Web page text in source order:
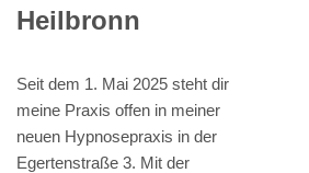
Heilbronn
Seit dem 1. Mai 2025 steht dir
meine Praxis offen in meiner
neuen Hypnosepraxis in der
Egertenstraße 3. Mit der